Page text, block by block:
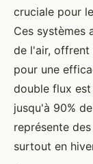
cruciale pour
Ces systèmes
de l'air, offrent
pour une
double flux
jusqu'à 90%
représente
surtout en